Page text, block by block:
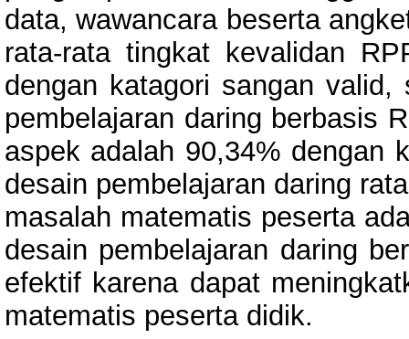
data, wawancara beserta
rata-rata tingkat kevalidan
dengan katagori sangan
pembelajaran daring berbasis
aspek adalah 90,34% dengan
desain pembelajaran daring
masalah matematis peserta
desain pembelajaran daring
efektif karena dapat
matematis peserta didik.